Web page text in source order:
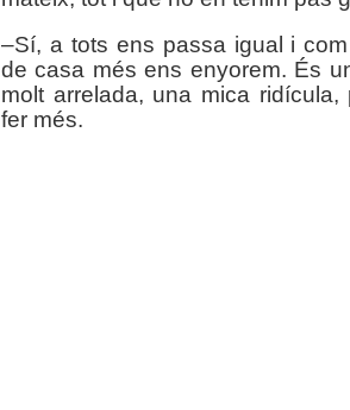
–Sí, a tots ens passa igual i
de casa més ens enyorem. És
molt arrelada, una mica
fer més.